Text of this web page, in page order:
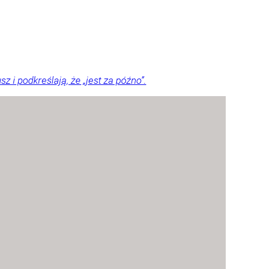
i podkreślają, że „jest za późno”.